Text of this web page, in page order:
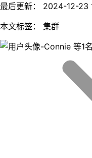
最后更新： 2024-12-23
本文标签： 集群
等1